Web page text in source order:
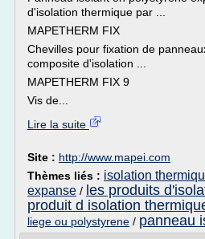
d'isolation thermique par ...
MAPETHERM FIX
Chevilles pour fixation de
composite d'isolation ...
MAPETHERM FIX 9
Vis de...
Lire la suite
Site : http://www.mapei.com
Thèmes liés : isolation
expanse / les produits
produit d isolation
liege ou polystyrene / panneau